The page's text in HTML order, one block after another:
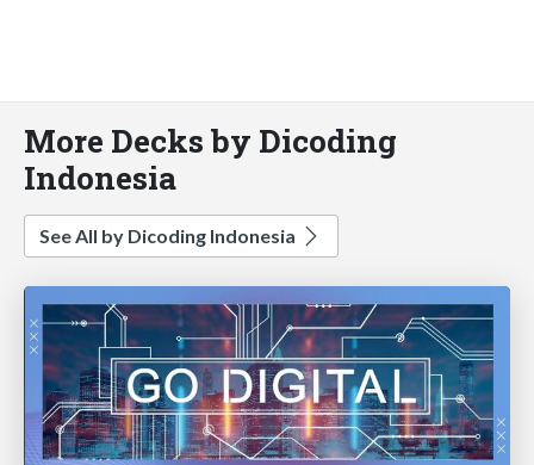
More Decks by Dicoding
Indonesia
See All by Dicoding Indonesia